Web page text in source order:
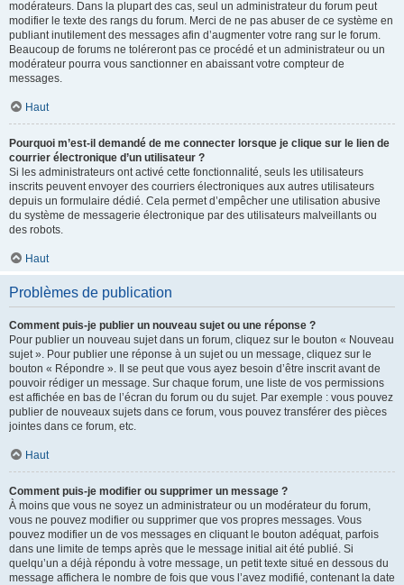
modérateurs. Dans la plupart des cas, seul un administrateur du forum peut
modifier le texte des rangs du forum. Merci de ne pas abuser de ce système en
publiant inutilement des messages afin d’augmenter votre rang sur le forum.
Beaucoup de forums ne toléreront pas ce procédé et un administrateur ou un
modérateur pourra vous sanctionner en abaissant votre compteur de
messages.
Haut
Pourquoi m’est-il demandé de me connecter lorsque je clique sur le lien de
courrier électronique d’un utilisateur ?
Si les administrateurs ont activé cette fonctionnalité, seuls les utilisateurs
inscrits peuvent envoyer des courriers électroniques aux autres utilisateurs
depuis un formulaire dédié. Cela permet d’empêcher une utilisation abusive
du système de messagerie électronique par des utilisateurs malveillants ou
des robots.
Haut
Problèmes de publication
Comment puis-je publier un nouveau sujet ou une réponse ?
Pour publier un nouveau sujet dans un forum, cliquez sur le bouton « Nouveau
sujet ». Pour publier une réponse à un sujet ou un message, cliquez sur le
bouton « Répondre ». Il se peut que vous ayez besoin d’être inscrit avant de
pouvoir rédiger un message. Sur chaque forum, une liste de vos permissions
est affichée en bas de l’écran du forum ou du sujet. Par exemple : vous pouvez
publier de nouveaux sujets dans ce forum, vous pouvez transférer des pièces
jointes dans ce forum, etc.
Haut
Comment puis-je modifier ou supprimer un message ?
À moins que vous ne soyez un administrateur ou un modérateur du forum,
vous ne pouvez modifier ou supprimer que vos propres messages. Vous
pouvez modifier un de vos messages en cliquant le bouton adéquat, parfois
dans une limite de temps après que le message initial ait été publié. Si
quelqu’un a déjà répondu à votre message, un petit texte situé en dessous du
message affichera le nombre de fois que vous l’avez modifié, contenant la date